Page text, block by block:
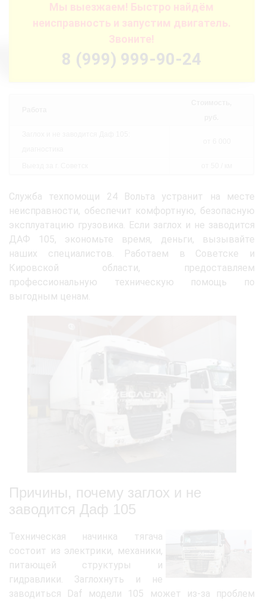
Мы выезжаем! Быстро найдём
неисправность и запустим двигатель.
Звоните!
8 (999) 999-90-24
Служба техпомощи 24 Вольта устранит на месте
неисправности, обеспечит комфортную, безопасную
эксплуатацию грузовика. Если заглох и не заводится
ДАФ 105, экономьте время, деньги, вызывайте
наших специалистов. Работаем в Советске и
Кировской области, предоставляем
профессиональную техническую помощь по
выгодным ценам.
Причины, почему заглох и не
заводится Даф 105
Техническая начинка тягача
состоит из электрики, механики,
питающей структуры и
гидравлики. Заглохнуть и не
заводиться Daf модели 105 может из-за проблем